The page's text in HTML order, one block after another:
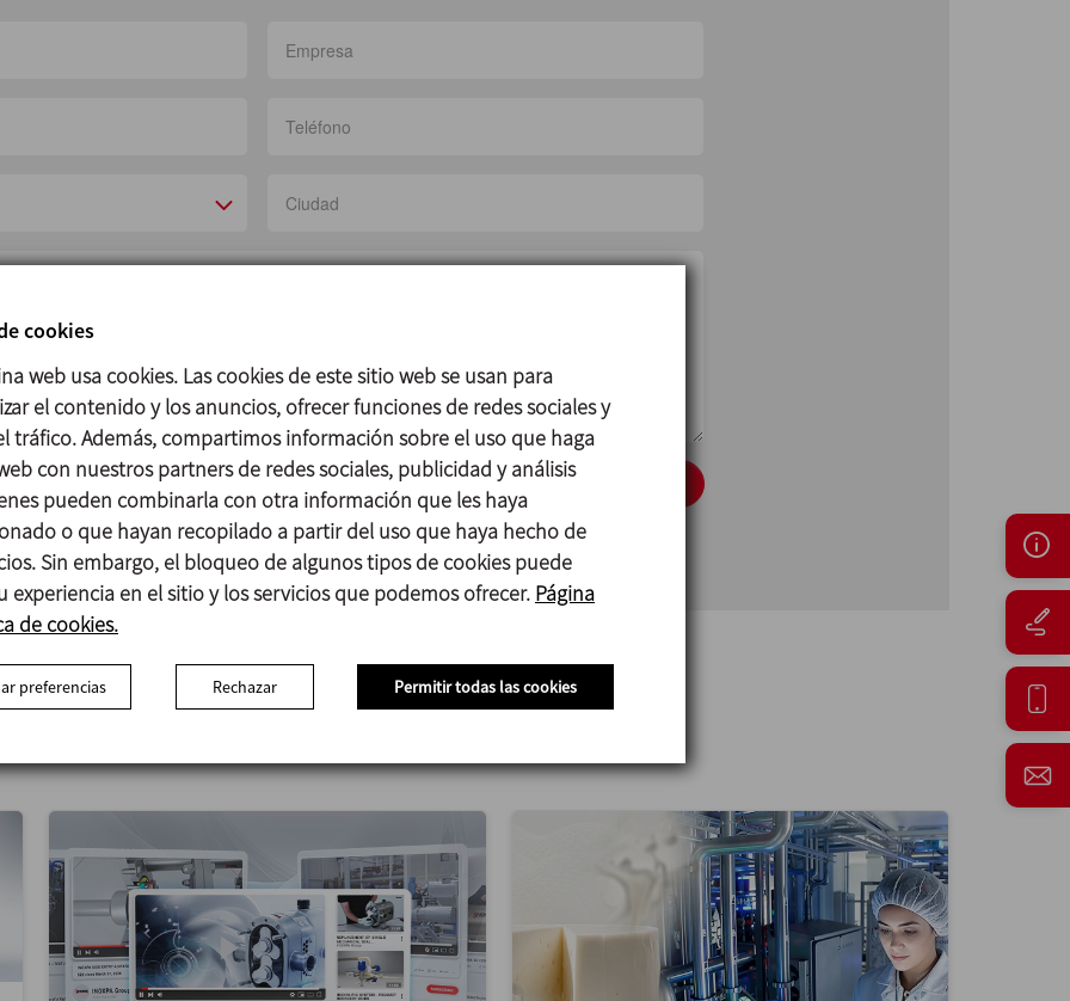
de protección de datos
comercial
Otras noticias
cookies
web usa cookies. Las cookies de este sitio web se usan para
el contenido y los anuncios, ofrecer funciones de redes sociales y
tráfico. Además, compartimos información sobre el uso que haga
con nuestros partners de redes sociales, publicidad y análisis
pueden combinarla con otra información que les haya
o que hayan recopilado a partir del uso que haya hecho de
Sin embargo, el bloqueo de algunos tipos de cookies puede
experiencia en el sitio y los servicios que podemos ofrecer. Página
de cookies.
preferencias Rechazar Permitir todas las cookies